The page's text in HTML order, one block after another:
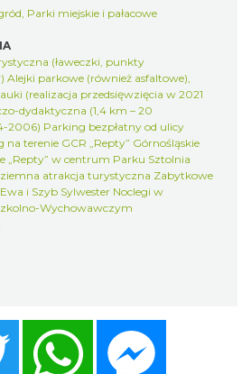
Parki miejskie i pałacowe
(ławeczki, punkty
parkowe (również asfaltowe),
(realizacja przedsięwzięcia w 2021
dydaktyczna (1,4 km – 20
2006) Parking bezpłatny od ulicy
na terenie GCR „Repty” Górnośląskie
„Repty” w centrum Parku Sztolnia
atrakcja turystyczna Zabytkowe
i Szyb Sylwester Noclegi w
Wychowawczym
Twitter